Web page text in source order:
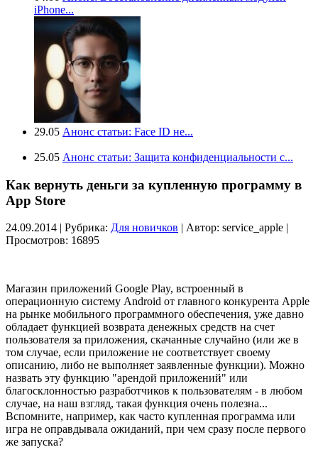
iPhone...
29.05 Анонс статьи: Face ID не...
25.05 Анонс статьи: Защита конфиденциальности с...
Как вернуть деньги за купленную программу в
App Store
24.09.2014 | Рубрика: Для новичков | Автор: service_apple |
Просмотров: 16895
Магазин приложений Google Play, встроенный в
операционную систему Android от главного конкурента Apple
на рынке мобильного программного обеспечения, уже давно
обладает функцией возврата денежных средств на счет
пользователя за приложения, скачанные случайно (или же в
том случае, если приложение не соответствует своему
описанию, либо не выполняет заявленные функции). Можно
назвать эту функцию "арендой приложений" или
благосклонностью разработчиков к пользователям - в любом
случае, на наш взгляд, такая функция очень полезна...
Вспомните, например, как часто купленная программа или
игра не оправдывала ожиданий, при чем сразу после первого
же запуска?